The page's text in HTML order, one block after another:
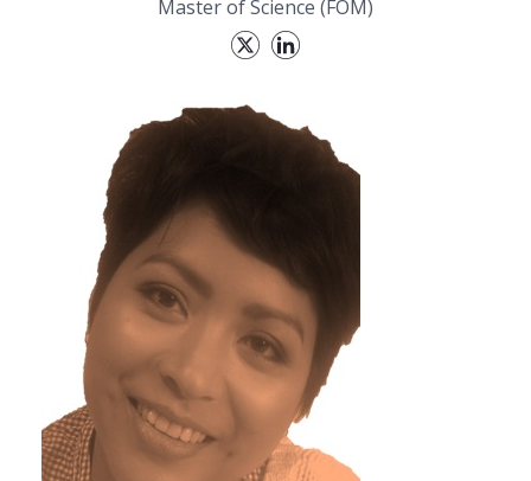
Master of Science (FOM)